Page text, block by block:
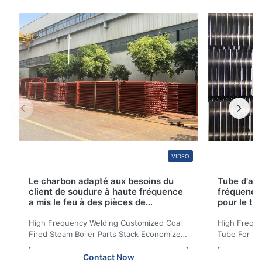
consommation d'énergie, ou pour remplir la fonction
utile telle que préchauffer un fluide. L'...
VIDEO
Le charbon adapté aux besoins du
client de soudure à haute fréquence
a mis le feu à des pièces de
bobine d'économiseur
High Frequency Welding Customized Coal
Fired Steam Boiler Parts Stack Economizer
Coil Boiler economizer Boiler Economizer is
the energy improving device that helps to
Contact Now
Tube
pour le
High
Tube For